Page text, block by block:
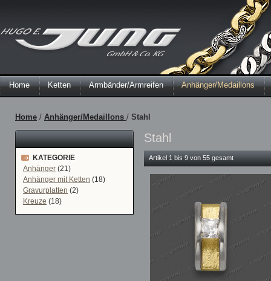
Home Ketten Armbänder/Armreifen Anhänger/Medaillons
Home / Anhänger/Medaillons / Stahl
Stahl
Artikel 1 bis 9 von 55 gesamt
KATEGORIE
Anhänger (21)
Anhänger mit Ketten (18)
Gravurplatten (2)
Kreuze (18)